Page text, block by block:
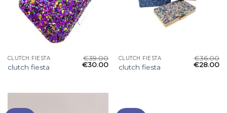
CLUTCH FIESTA
clutch fiesta
€39.00
€30.00
CLUTCH FIESTA
clutch fiesta
€36.00
€28.00